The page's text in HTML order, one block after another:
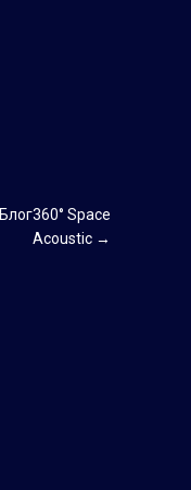
Блог360° Space
Acoustic →